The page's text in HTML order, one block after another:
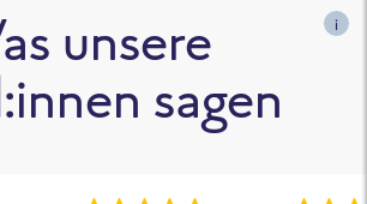
unsere
sagen
i